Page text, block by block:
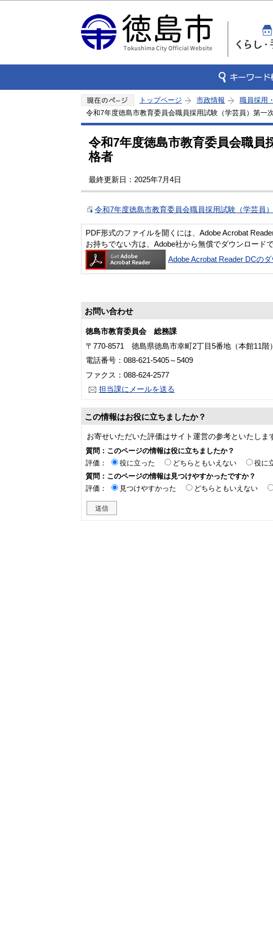
トップページ 市政情報 職員採用
令和7年度徳島市教育委員会職員採用試験（学芸員）第一
令和7年度徳島市教育委員会職員
格者
最終更新日：2025年7月4日
令和7年度徳島市教育委員会職員採用試験（学芸員
PDF形式のファイルを開くには、Adobe Acrobat
お持ちでない方は、Adobe社から無償でダウンロードで
Adobe Acrobat Reader DCの
お問い合わせ
徳島市教育委員会 総務課
〒770-8571 徳島県徳島市幸町2丁目5番地（本館11階）
電話番号：088-621-5405～5409
ファクス：088-624-2577
担当課にメールを送る
この情報はお役に立ちましたか？
お寄せいただいた評価はサイト運営の参考といたしま
質問：このページの情報は役に立ちましたか？
評価：
役に立った どちらともいえない
役に
質問：このページの情報は見つけやすかったですか？
評価：
見つけやすかった どちらともいえない